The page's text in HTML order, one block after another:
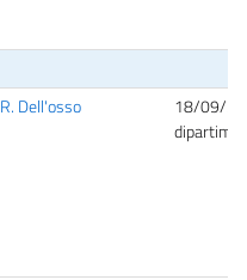
R. Dell'osso
18/09/